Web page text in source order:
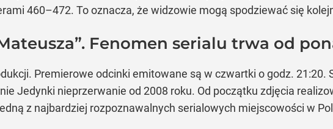
460–472. To oznacza, że widzowie mogą spodziewać się
Fenomen serialu trwa od
Premierowe odcinki emitowane są w czwartki o godz. 21:20.
Jedynki nieprzerwanie od 2008 roku. Od początku zdjęcia
z najbardziej rozpoznawalnych serialowych miejscowości w